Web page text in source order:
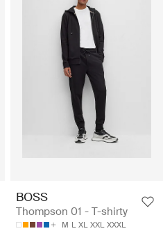
BOSS
Thompson 01 - T-shirty
M L XL XXL XXXL